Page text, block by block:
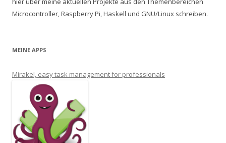
Microcontroller, Raspberry Pi, Haskell und GNU/Linux schreiben.
MEINE APPS
Mirakel, easy task management for professionals